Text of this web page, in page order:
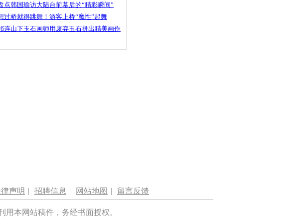
点韩国瑜访大陆台前幕后的“精彩瞬间”
过桥就得跳舞！游客上桥“魔性”起舞
连山下玉石画师用废弃玉石拼出精美画作
声明 | 招聘信息 | 网站地图 | 留言反馈
本网站稿件，务经书面授权。